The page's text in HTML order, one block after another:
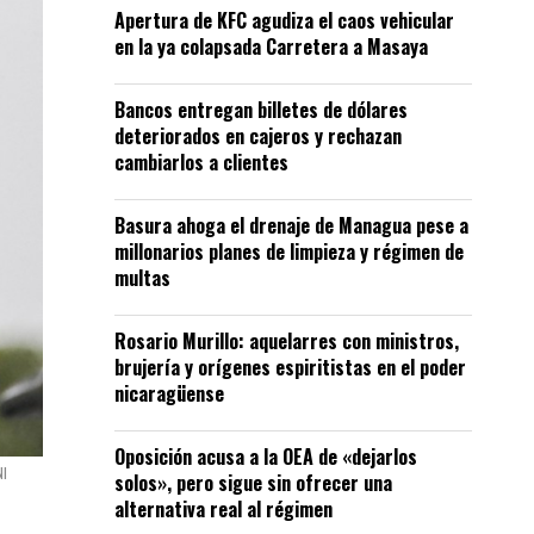
Apertura de KFC agudiza el caos vehicular
en la ya colapsada Carretera a Masaya
Bancos entregan billetes de dólares
deteriorados en cajeros y rechazan
cambiarlos a clientes
Basura ahoga el drenaje de Managua pese a
millonarios planes de limpieza y régimen de
multas
Rosario Murillo: aquelarres con ministros,
brujería y orígenes espiritistas en el poder
nicaragüense
Oposición acusa a la OEA de «dejarlos
solos», pero sigue sin ofrecer una
alternativa real al régimen